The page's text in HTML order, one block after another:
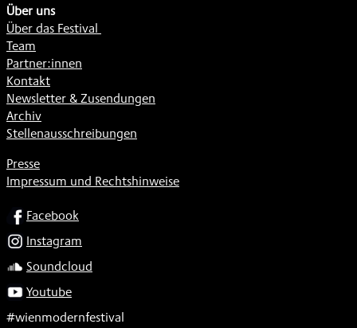
Über uns
Über das Festival
Team
Partner:innen
Kontakt
Newsletter & Zusendungen
Archiv
Stellenausschreibungen
Presse
Impressum und Rechtshinweise
SOCIALFacebook
Instagram
Soundcloud
Youtube
#wienmodernfestival